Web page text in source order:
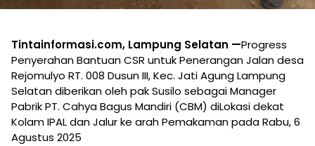
Tintainformasi.com, Lampung Selatan —Progress
Penyerahan Bantuan CSR untuk Penerangan Jalan desa
Rejomulyo RT. 008 Dusun III, Kec. Jati Agung Lampung
Selatan diberikan oleh pak Susilo sebagai Manager
Pabrik PT. Cahya Bagus Mandiri (CBM) diLokasi dekat
Kolam IPAL dan Jalur ke arah Pemakaman pada Rabu, 6
Agustus 2025